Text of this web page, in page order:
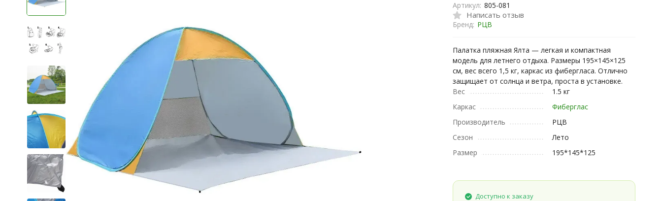
Написать отзыв
Бренд: РЦВ
Артикул: 805-081
Палатка пляжная Ялта — легкая и компактная
модель для летнего отдыха. Размеры 195×145×125
см, вес всего 1,5 кг, каркас из фибергласа. Отлично
защищает от солнца и ветра, проста в установке.
Вес
1.5 кг
Каркас
Фиберглас
Производитель
РЦВ
Сезон
Лето
Размер
195*145*125
Доступно к заказу